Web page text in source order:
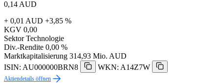
0,14AUD
+ 0,01 AUD +3,85 %
KGV 0,00
Sektor Technologie
Div.-Rendite 0,00 %
Marktkapitalisierung 314,93 Mio. AUD
ISIN: AU000000BRN8
WKN: A14Z7W
Aktiendetails öffnen